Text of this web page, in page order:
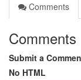
Comments
Comments
Submit a
No HTML